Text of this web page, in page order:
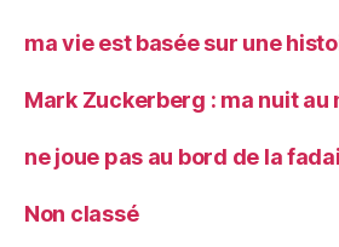
ma vie est basée sur une
Mark Zuckerberg : ma nuit au
ne joue pas au bord de la
Non classé